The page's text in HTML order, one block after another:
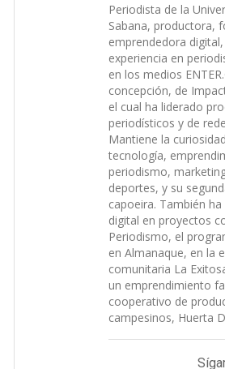
Periodista de la
Sabana, productora,
emprendedora
experiencia en
en los medios
concepción, de
el cual ha liderado
periodísticos y de
Mantiene la
tecnología,
periodismo,
deportes, y su
capoeira. También
digital en proyectos
Periodismo, el
en Almanaque, en la
comunitaria La
un emprendimiento
cooperativo de
campesinos, Huerta